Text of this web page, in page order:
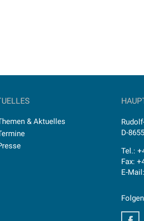
& Aktuelles
D-
Tel.:
Fax:
E-Mail: